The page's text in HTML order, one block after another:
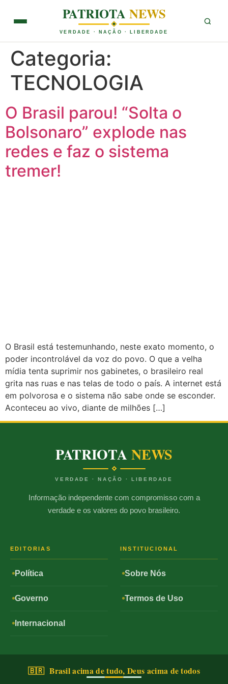
PATRIOTANEWS
VERDADE · NAÇÃO · LIBERDADE
Categoria:
TECNOLOGIA
O Brasil parou! “Solta o
Bolsonaro” explode nas
redes e faz o sistema
tremer!
O Brasil está testemunhando, neste exato momento, o
poder incontrolável da voz do povo. O que a velha
mídia tenta suprimir nos gabinetes, o brasileiro real
grita nas ruas e nas telas de todo o país. A internet está
em polvorosa e o sistema não sabe onde se esconder.
Aconteceu ao vivo, diante de milhões […]
PATRIOTANEWS
VERDADE · NAÇÃO · LIBERDADE
Informação independente com compromisso com a
verdade e os valores do povo brasileiro.
EDITORIAS
Política
Governo
Internacional
INSTITUCIONAL
Sobre Nós
Termos de Uso
🇧🇷 Brasil acima de tudo, Deus acima de todos